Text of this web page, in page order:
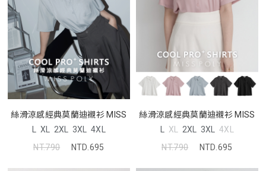
絲滑涼感經典莫蘭迪襯衫 MISS
L XL 2XL 3XL 4XL
NT.790
NTD.695
絲滑涼感經典莫蘭迪襯衫 MISS
L XL 2XL 3XL 4XL
NT.790
NTD.695